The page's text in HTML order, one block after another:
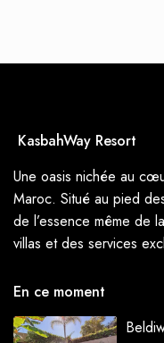
KasbahWay Resort
Une oasis nichée au
Maroc. Situé au pied
de l’essence même de
villas et des services
En ce moment